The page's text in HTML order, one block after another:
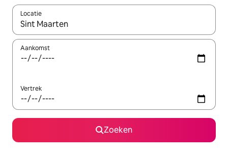
Locatie
Wanneer er suggesties beschikbaar zijn, maak je een keuze
Aankomst
Vertrek
Zoeken